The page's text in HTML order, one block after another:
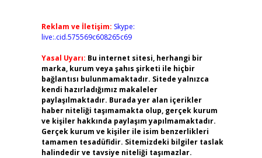
Reklam ve İletişim: Skype:
live:.cid.575569c608265c69
Yasal Uyarı: Bu internet sitesi, herhangi bir
marka, kurum veya şahıs şirketi ile hiçbir
bağlantısı bulunmamaktadır. Sitede yalnızca
kendi hazırladığımız makaleler
paylaşılmaktadır. Burada yer alan içerikler
haber niteliği taşımamakta olup, gerçek kurum
ve kişiler hakkında paylaşım yapılmamaktadır.
Gerçek kurum ve kişiler ile isim benzerlikleri
tamamen tesadüfidir. Sitemizdeki bilgiler taslak
halindedir ve tavsiye niteliği taşımazlar.